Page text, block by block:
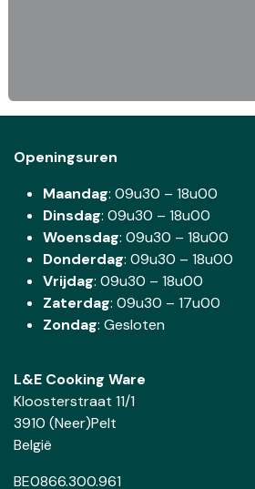
Openingsuren
Maandag: 09u30 – 18u00
Dinsdag: 09u30 – 18u00
Woensdag: 09u30 – 18u00
Donderdag: 09u30 – 18u00
Vrijdag: 09u30 – 18u00
Zaterdag: 09u30 – 17u00
Zondag: Gesloten
L&E Cooking Ware
Kloosterstraat 11/1
3910 (Neer)Pelt
België
BE0866.300.961